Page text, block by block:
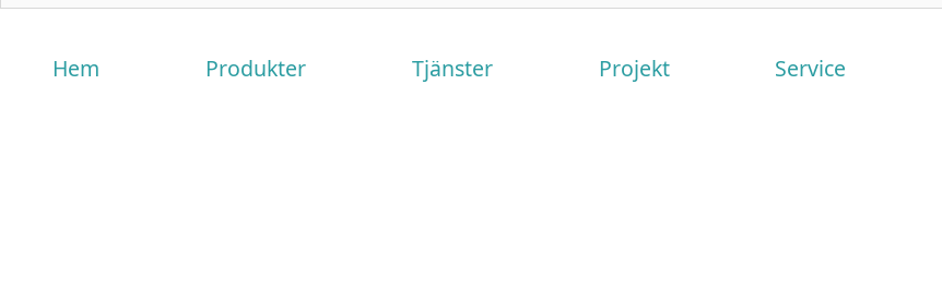
Hem Produkter Tjänster Projekt Service